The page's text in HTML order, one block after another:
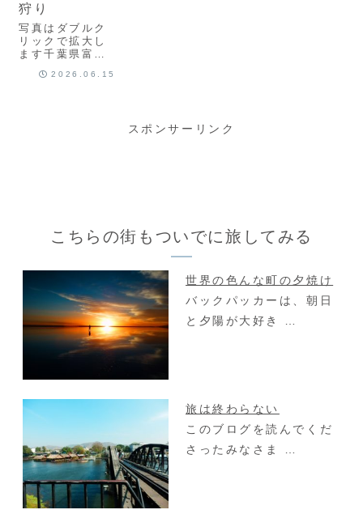
狩り
写真はダブルク
リックで拡大し
ます千葉県富津
狩り千葉県富津
2026.06.15
スポンサーリンク
こちらの街もついでに旅してみる
世界の色んな町の夕焼け
バックパッカーは、朝日
と夕陽が大好き …
旅は終わらない
このブログを読んでくだ
さったみなさま …